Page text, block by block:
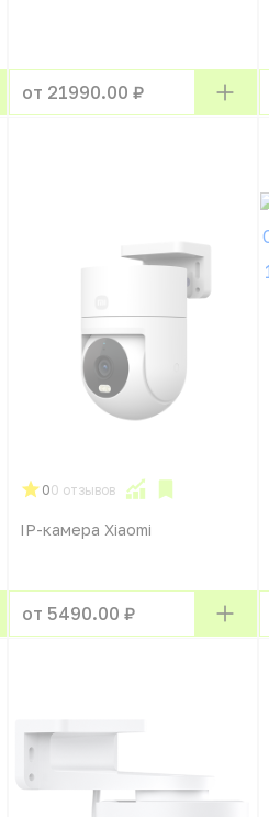
от 21990.00 ₽
00 отзывов
IP-камера Xiaomi
от 5490.00 ₽